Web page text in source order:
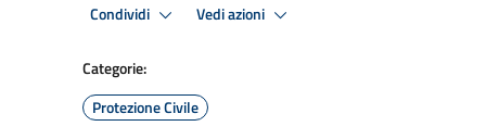
Condividi Vedi azioni
Categorie:
Protezione Civile